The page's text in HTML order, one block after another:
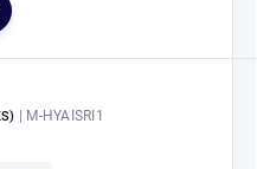
košíku
| M-HYAISRI1